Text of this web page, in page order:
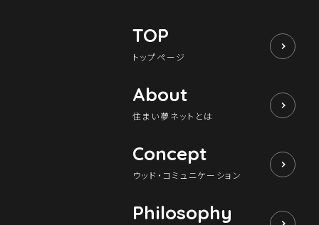
TOP
トップページ
About
住まい夢ネットとは
Concept
ウッド・コミュニケーション
Philosophy